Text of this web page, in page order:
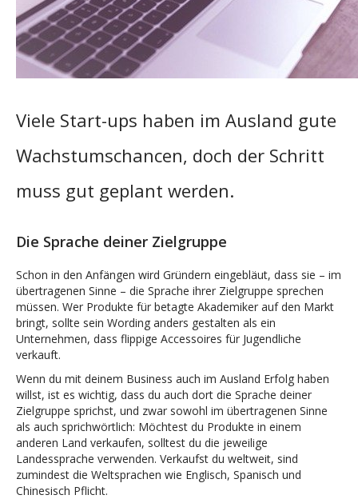
Viele Start-ups haben im Ausland gute
Wachstumschancen, doch der Schritt
muss gut geplant werden.
Die Sprache deiner Zielgruppe
Schon in den Anfängen wird Gründern eingebläut, dass sie – im
übertragenen Sinne – die Sprache ihrer Zielgruppe sprechen
müssen. Wer Produkte für betagte Akademiker auf den Markt
bringt, sollte sein Wording anders gestalten als ein
Unternehmen, dass flippige Accessoires für Jugendliche
verkauft.
Wenn du mit deinem Business auch im Ausland Erfolg haben
willst, ist es wichtig, dass du auch dort die Sprache deiner
Zielgruppe sprichst, und zwar sowohl im übertragenen Sinne
als auch sprichwörtlich: Möchtest du Produkte in einem
anderen Land verkaufen, solltest du die jeweilige
Landessprache verwenden. Verkaufst du weltweit, sind
zumindest die Weltsprachen wie Englisch, Spanisch und
Chinesisch Pflicht.